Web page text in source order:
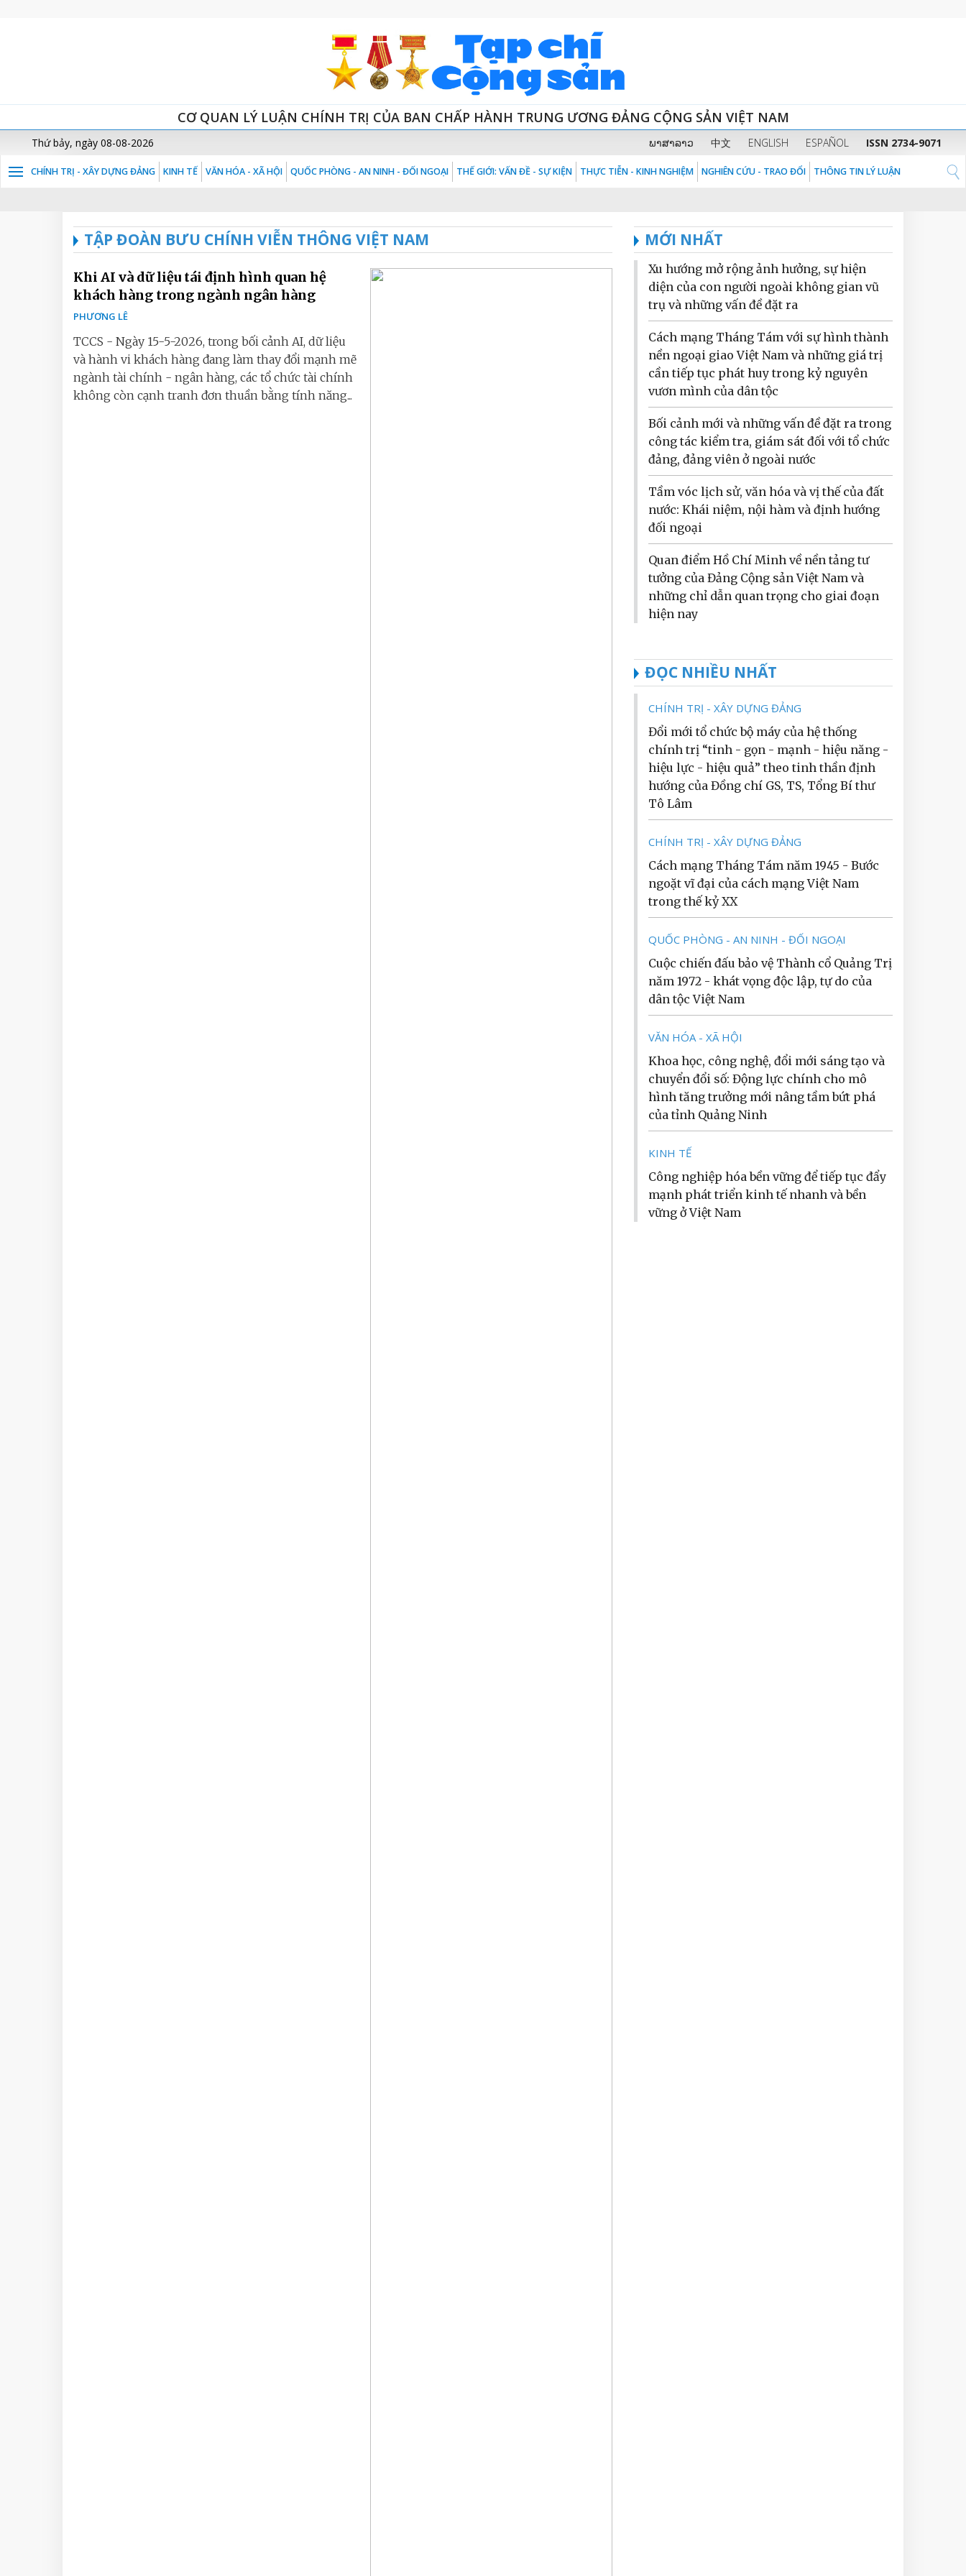
CƠ QUAN LÝ LUẬN CHÍNH TRỊ CỦA BAN CHẤP HÀNH TRUNG ƯƠNG ĐẢNG CỘNG SẢN VIỆT NAM
Thứ bảy, ngày 08-08-2026 ພາສາລາວ 中文 ENGLISH ESPAÑOL ISSN 2734-9071
CHÍNH TRỊ - XÂY DỰNG ĐẢNG KINH TẾ VĂN HÓA - XÃ HỘI QUỐC PHÒNG - AN NINH - ĐỐI NGOẠI THẾ GIỚI: VẤN ĐỀ - SỰ KIỆN THỰC TIỄN - KINH NGHIỆM NGHIÊN CỨU - TRAO ĐỔI THÔNG TIN LÝ LUẬN
TẬP ĐOÀN BƯU CHÍNH VIỄN THÔNG VIỆT NAM
Khi AI và dữ liệu tái định hình quan hệ
khách hàng trong ngành ngân hàng
PHƯƠNG LÊ
TCCS - Ngày 15-5-2026, trong bối cảnh AI, dữ liệu
và hành vi khách hàng đang làm thay đổi mạnh mẽ
ngành tài chính - ngân hàng, các tổ chức tài chính
không còn cạnh tranh đơn thuần bằng tính năng...
MỚI NHẤT
Xu hướng mở rộng ảnh hưởng, sự hiện
diện của con người ngoài không gian vũ
trụ và những vấn đề đặt ra
Cách mạng Tháng Tám với sự hình thành
nền ngoại giao Việt Nam và những giá trị
cần tiếp tục phát huy trong kỷ nguyên
vươn mình của dân tộc
Bối cảnh mới và những vấn đề đặt ra trong
công tác kiểm tra, giám sát đối với tổ chức
đảng, đảng viên ở ngoài nước
Tầm vóc lịch sử, văn hóa và vị thế của đất
nước: Khái niệm, nội hàm và định hướng
đối ngoại
Quan điểm Hồ Chí Minh về nền tảng tư
tưởng của Đảng Cộng sản Việt Nam và
những chỉ dẫn quan trọng cho giai đoạn
hiện nay
ĐỌC NHIỀU NHẤT
CHÍNH TRỊ - XÂY DỰNG ĐẢNG
Đổi mới tổ chức bộ máy của hệ thống
chính trị “tinh - gọn - mạnh - hiệu năng -
hiệu lực - hiệu quả” theo tinh thần định
hướng của Đồng chí GS, TS, Tổng Bí thư
Tô Lâm
CHÍNH TRỊ - XÂY DỰNG ĐẢNG
Cách mạng Tháng Tám năm 1945 - Bước
ngoặt vĩ đại của cách mạng Việt Nam
trong thế kỷ XX
QUỐC PHÒNG - AN NINH - ĐỐI NGOẠI
Cuộc chiến đấu bảo vệ Thành cổ Quảng Trị
năm 1972 - khát vọng độc lập, tự do của
dân tộc Việt Nam
VĂN HÓA - XÃ HỘI
Khoa học, công nghệ, đổi mới sáng tạo và
chuyển đổi số: Động lực chính cho mô
hình tăng trưởng mới nâng tầm bứt phá
của tỉnh Quảng Ninh
KINH TẾ
Công nghiệp hóa bền vững để tiếp tục đẩy
mạnh phát triển kinh tế nhanh và bền
vững ở Việt Nam